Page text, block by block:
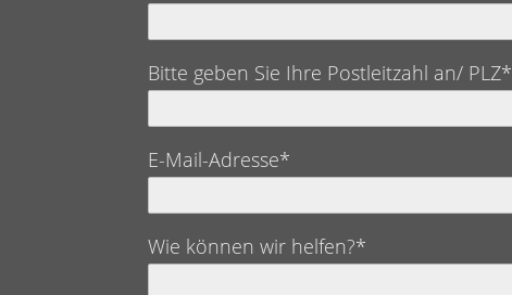
Bitte geben Sie Ihre Postleitzahl an/ PLZ*
E-Mail-Adresse*
Wie können wir helfen?*